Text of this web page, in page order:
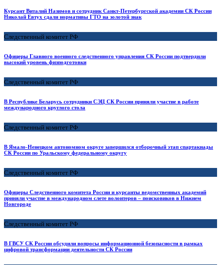
Курсант Виталий Назимов и сотрудник Санкт-Петербургской академии СК России
Николай Евтух сдали нормативы ГТО на золотой знак
Следственный комитет РФ
Офицеры Главного военного следственного управления СК России подтвердили
высокий уровень физподготовки
Следственный комитет РФ
В Республике Беларусь сотрудники СЭЦ СК России приняли участие в работе
международного круглого стола
Следственный комитет РФ
В Ямало-Ненецком автономном округе завершился отборочный этап спартакиады
СК России по Уральскому федеральному округу
Следственный комитет РФ
Офицеры Следственного комитета России и курсанты ведомственных академий
приняли участие в международном слете волонтеров – поисковиков в Нижнем
Новгороде
Следственный комитет РФ
В ГВСУ СК России обсудили вопросы информационной безопасности в рамках
цифровой трансформации деятельности CК России